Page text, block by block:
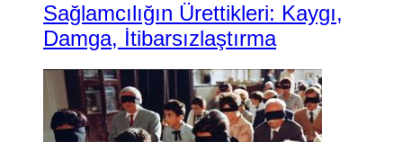
Sağlamcılığın Ürettikleri: Kaygı,
Damga, İtibarsızlaştırma